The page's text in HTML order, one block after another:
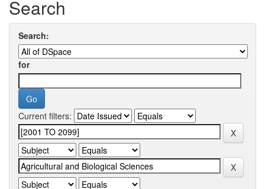
Search
Search:
for
Current filters: